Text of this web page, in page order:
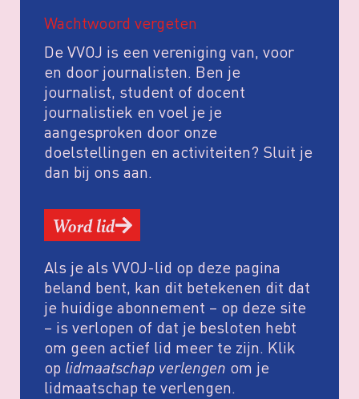
Wachtwoord vergeten
De VVOJ is een vereniging van, voor
en door journalisten. Ben je
journalist, student of docent
journalistiek en voel je je
aangesproken door onze
doelstellingen en activiteiten? Sluit je
dan bij ons aan.
Word lid
Als je als VVOJ-lid op deze pagina
beland bent, kan dit betekenen dit dat
je huidige abonnement – op deze site
– is verlopen of dat je besloten hebt
om geen actief lid meer te zijn. Klik
op lidmaatschap verlengen om je
lidmaatschap te verlengen.